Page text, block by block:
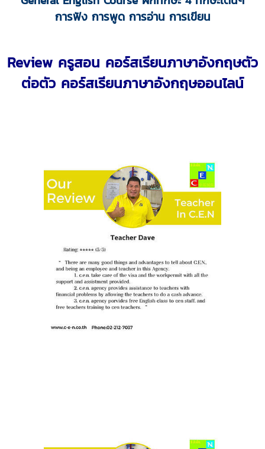
การฟัง การพูด การอ่าน การเขียน
Review ครูสอน คอร์สเรียนภาษาอังกฤษตัว
ต่อตัว คอร์สเรียนภาษาอังกฤษออนไลน์